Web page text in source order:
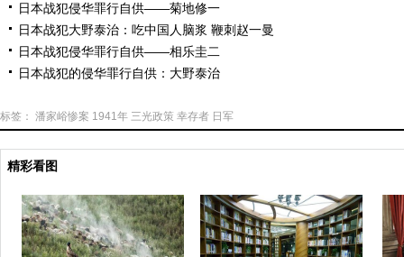
日本战犯侵华罪行自供——菊地修一
日本战犯大野泰治：吃中国人脑浆 鞭刺赵一曼
日本战犯侵华罪行自供——相乐圭二
日本战犯的侵华罪行自供：大野泰治
标签： 潘家峪惨案 1941年 三光政策 幸存者 日军
精彩看图